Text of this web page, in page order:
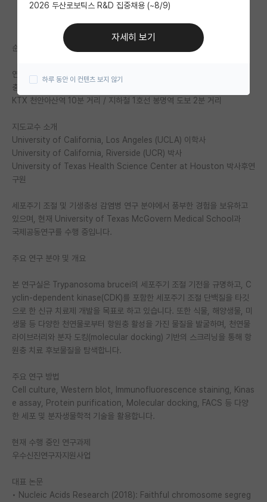
미국 유학 게시판
미국 대학원 합격 후기 게시판
대학원 합격 후기 게시판
연구실(PI) 홍보 게시판
석박사 채용 정보 게시판
임용 정보 게시판
취업 게시판
임용 후기 게시판
특수/전문대학원 게시판
반도체/AI 게시판
장학금/장학생 게시판
학술 정보 게시판
홍보 게시판
커리어
유학교육
반도체 아카데미
순천향대학교 의과대학 열대의학교실 대학원생 모집 안내
연구실 위치
충남 천안시 동남구 순천향6길 31 (순천향대학교 의과대학 향설의학관)
KTX 천안아산역 10분 거리 / 지하철 1호선 봉명역 도보 2분 거리
지도교수 소개
University of California, Los Angeles (UCLA) 이학사
University of California, Riverside (UCR) 박사
University of Texas Health Science Center at Houston 박사후연
구원
세포주기 조절 및 기생충성 감염병 연구 분야에서 풍부한 경험을 보유하고
있으며, 현재 University of Texas McGovern Medical School과
국제공동연구를 수행 중입니다.
주요 연구 분야 및 개요
본 연구실은 Trypanosoma brucei의 세포주기 조절 기전을 규명하고, C
yclin-dependent kinase(CDK)를 포함한 세포주기 조절 단백질을 타깃
으로 한 신규 치료제 개발을 목표로 하고 있습니다. 또한 식물, 해양생물, 미
생물 등 다양한 천연물로부터 항원충 활성을 가진 물질을 발굴하며, 천연물
라이브러리와 분자 도킹(molecular docking) 기반의 스크리닝을 통해 항
원충 치료 후보물질을 탐색합니다.
주요 연구 방법
Cell culture, Western blot, Immunofluorescence staining, Kinas
e assay, Protein purification, Molecular docking, FACS 등 다양
한 세포 및 분자생물학적 기술을 활용합니다.
현재 수행 중인 연구과제
우수신진연구자지원사업
대표 논문
• Nucleic Acids Research (2018): Faithful chromosome segreg
2026 두산로보틱스 R&D 집중채용 (~8/9)
자세히 보기
하루 동안 이 컨텐츠 보지 않기